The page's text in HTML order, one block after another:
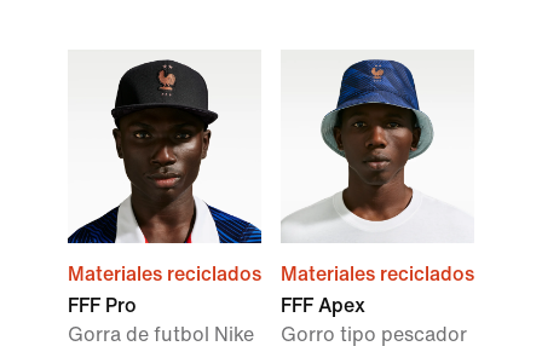
Materiales reciclados
FFF Pro
Gorra de futbol Nike
Materiales reciclados
FFF Apex
Gorro tipo pescador